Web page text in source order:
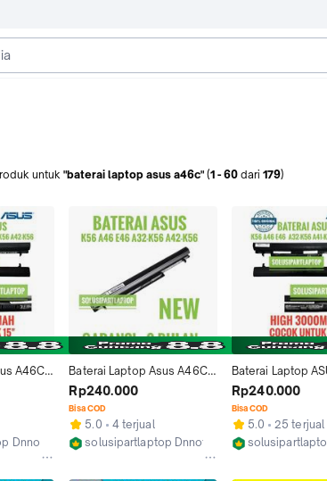
untuk "baterai laptop asus a46c" (1 -60 dari 179)
A46C -
-
Batre
Dnnotebook
Baterai Laptop Asus A46C
A46CB A46CM K46CB
K46CM S46C S46CM A41-
K56 Bergaransi
Rp240.000
Bisa COD
5.0
4 terjual
solusipartlaptop Dnnotebook
Baterai Laptop
K46C K56 A56
A46CB A46CM
Rp240.000
Bisa COD
5.0
25 terjual